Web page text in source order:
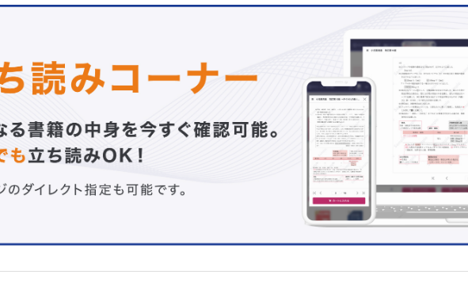
STROBE声明に基づく形成外科・再建外科・美容外科学分野におけ
盗用，著者資格，多重投稿について 山中 浩気
連載
第2回 大学医局とグローバル展望：研鑽から広がる世界 三
原 誠
見えないデザイン―意匠の前にあるもの― 髙野 敏郎
No.137新潟大学医学部形成外科学教室 若槻 華子
イメージで挑むデータ解析―計算は Excelに任せて―
原著